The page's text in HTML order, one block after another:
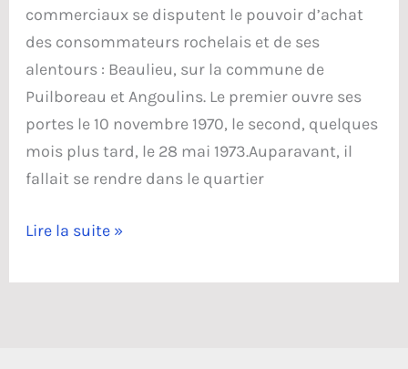
commerciaux se disputent le pouvoir d’achat
des consommateurs rochelais et de ses
alentours : Beaulieu, sur la commune de
Puilboreau et Angoulins. Le premier ouvre ses
portes le 10 novembre 1970, le second, quelques
mois plus tard, le 28 mai 1973.Auparavant, il
fallait se rendre dans le quartier
La
commerciale
Lire la suite »